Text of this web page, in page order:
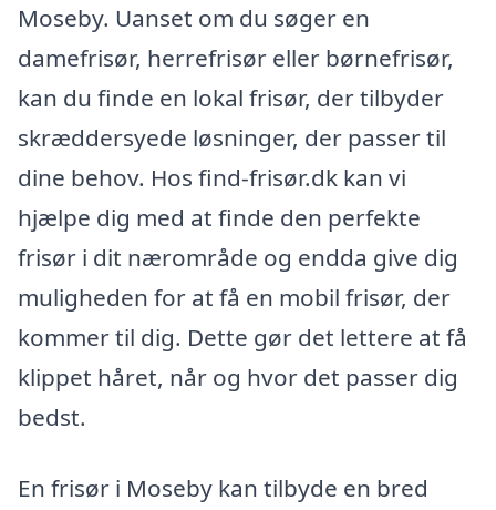
Moseby. Uanset om du søger en
damefrisør, herrefrisør eller børnefrisør,
kan du finde en lokal frisør, der tilbyder
skræddersyede løsninger, der passer til
dine behov. Hos find-frisør.dk kan vi
hjælpe dig med at finde den perfekte
frisør i dit nærområde og endda give dig
muligheden for at få en mobil frisør, der
kommer til dig. Dette gør det lettere at få
klippet håret, når og hvor det passer dig
bedst.
En frisør i Moseby kan tilbyde en bred